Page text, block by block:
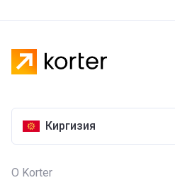
Киргизия
О Korter